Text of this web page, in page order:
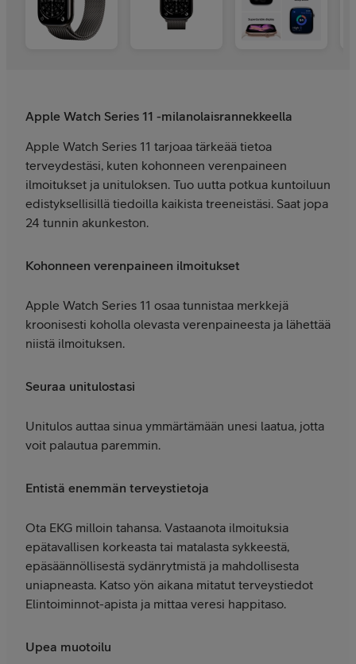
Apple Watch Series 11 -milanolaisrannekkeella
Apple Watch Series 11 tarjoaa tärkeää tietoa
terveydestäsi, kuten kohonneen verenpaineen
ilmoitukset ja unituloksen. Tuo uutta potkua kuntoiluun
edistyksellisillä tiedoilla kaikista treeneistäsi. Saat jopa
24 tunnin akunkeston.
Kohonneen verenpaineen ilmoitukset
Apple Watch Series 11 osaa tunnistaa merkkejä
kroonisesti koholla olevasta verenpaineesta ja lähettää
niistä ilmoituksen.
Seuraa unitulostasi
Unitulos auttaa sinua ymmärtämään unesi laatua, jotta
voit palautua paremmin.
Entistä enemmän terveystietoja
Ota EKG milloin tahansa. Vastaanota ilmoituksia
epätavallisen korkeasta tai matalasta sykkeestä,
epäsäännöllisestä sydänrytmistä ja mahdollisesta
uniapneasta. Katso yön aikana mitatut terveystiedot
Elintoiminnot-apista ja mittaa veresi happitaso.
Upea muotoilu